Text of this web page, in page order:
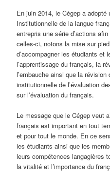
En juin 2014, le Cégep a adopté
Institutionnelle de la langue
entrepris une série d’actions
celles-ci, notons la mise sur
d’accompagner les étudiants et
l’apprentissage du français, la
l’embauche ainsi que la révision
institutionnelle de l’évaluation
sur l’évaluation du français.
Le message que le Cégep veut
français est important en tout
et pour tout le monde. En ce
les étudiants ainsi que les
leurs compétences langagières
la vitalité et l’importance du